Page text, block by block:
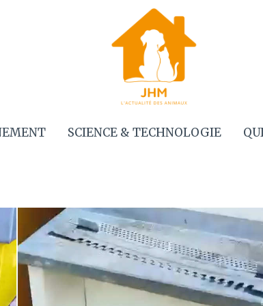
SCIENCE & TECHNOLOGIE